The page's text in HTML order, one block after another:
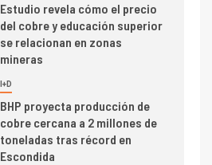
Estudio revela cómo el precio
del cobre y educación superior
se relacionan en zonas
mineras
I+D
BHP proyecta producción de
cobre cercana a 2 millones de
toneladas tras récord en
Escondida